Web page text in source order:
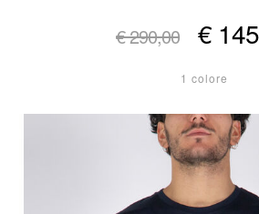
€ 290,00 €
1 colore